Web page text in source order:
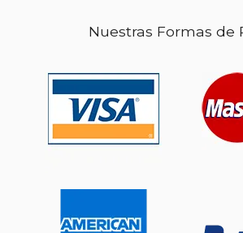
Nuestras Formas de